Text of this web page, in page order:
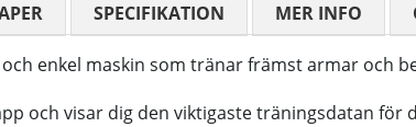
enkel maskin som tränar främst armar och
och visar dig den viktigaste träningsdatan för
SPECIFIKATION MER INFO